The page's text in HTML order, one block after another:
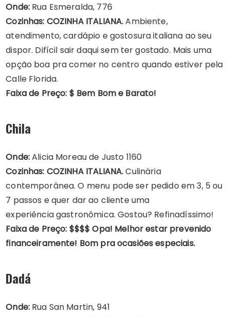
Onde: Rua Esmeralda, 776
Cozinhas: COZINHA ITALIANA.Ambiente,
atendimento, cardápio e gostosura italiana ao seu
dispor. Difícil sair daqui sem ter gostado. Mais uma
opção boa pra comer no centro quando estiver pela
Calle Florida.
Faixa de Preço: $ Bem Bom e Barato!
Chila
Onde:Alicia Moreau de Justo 1160
Cozinhas: COZINHA ITALIANA.Culinária
contemporânea. O menu pode ser pedido em 3, 5 ou
7 passos e quer dar ao cliente uma
experiência gastronômica. Gostou? Refinadíssimo!
Faixa de Preço: $$$$ Opa! Melhor estar prevenido
financeiramente! Bom pra ocasiões especiais.
Dadá
Onde: Rua San Martin, 941